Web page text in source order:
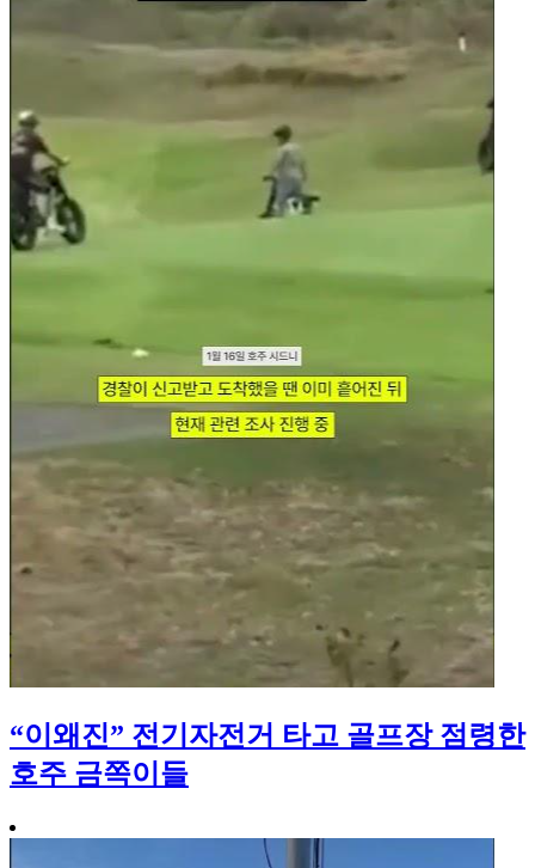
“이왜진” 전기자전거 타고 골프장 점령한
호주 금쪽이들